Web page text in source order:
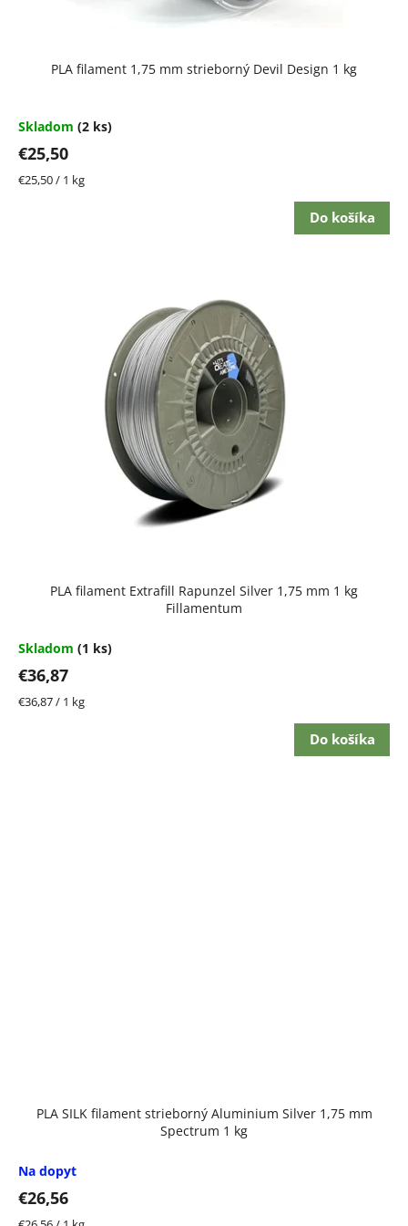
PLA filament 1,75 mm strieborný Devil Design 1 kg
Skladom (2 ks)
€25,50
Jednotková
€25,50 / 1 kg
Do košíka
PLA filament Extrafill Rapunzel Silver 1,75 mm 1 kg
Fillamentum
Skladom (1 ks)
€36,87
Jednotková
€36,87 / 1 kg
Do košíka
PLA SILK filament strieborný Aluminium Silver 1,75 mm
Spectrum 1 kg
Na dopyt
€26,56